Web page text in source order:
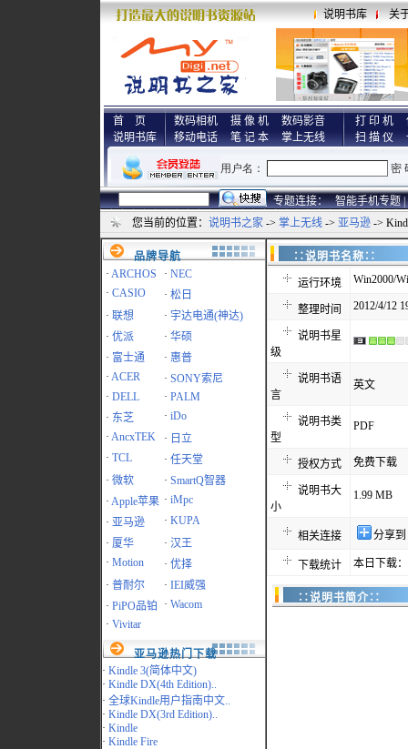
说明书库 关
首 页
说明书库
数码相机 摄 像 机
数码影音
移动电话
笔 记 本 掌上无线
打 印 机
扫 描 仪
专题连接： 智能手机专题 |
您当前的位置： 说明书之家 -> 掌上无线 -> 亚马逊 ->
品牌导航
· ARCHOS · NEC
· CASIO · 松日
· 联想 · 宇达电通(神达)
· 优派 · 华硕
· 富士通 · 惠普
· ACER · SONY索尼
· DELL · PALM
· 东芝 · iDo
· AncxTEK · 日立
· TCL · 任天堂
· 微软 · SmartQ智器
· Apple苹果 · iMpc
· 亚马逊 · KUPA
· 厦华 · 汉王
· Motion · 优择
· 普耐尔 · IEI威强
· PiPO品铂 · Wacom
· Vivitar
亚马逊热门下载
· Kindle 3(简体中文)
· Kindle DX(4th Edition)..
· 全球Kindle用户指南中文..
· Kindle DX(3rd Edition)..
· Kindle
· Kindle Fire
∷说明书名
运行环境 Win2000/
整理时间 2012/4/12
说明书星
级
说明书语
言
英文
说明书类
型
PDF
授权方式 免费下载
说明书大
小
1.99 MB
相关连接 分享
下载统计 本日下载
∷说明书简介∷